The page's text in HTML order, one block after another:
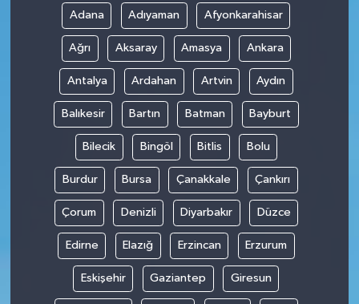
Adana Adıyaman Afyonkarahisar
Ağrı Aksaray Amasya Ankara
Antalya Ardahan Artvin Aydın
Balıkesir Bartın Batman Bayburt
Bilecik Bingöl Bitlis Bolu
Burdur Bursa Çanakkale Çankırı
Çorum Denizli Diyarbakır Düzce
Edirne Elazığ Erzincan Erzurum
Eskişehir Gaziantep Giresun